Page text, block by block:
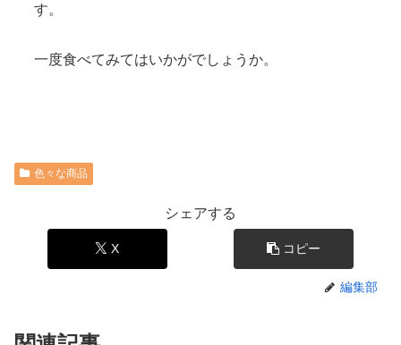
す。
一度食べてみてはいかがでしょうか。
色々な商品
シェアする
X コピー
編集部